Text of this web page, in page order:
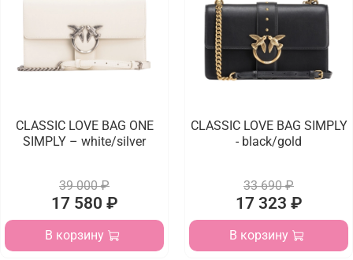
CLASSIC LOVE BAG ONE
SIMPLY – white/silver
39 000 ₽
17 580 ₽
В корзину
CLASSIC LOVE BAG SIMPLY
- black/gold
33 690 ₽
17 323 ₽
В корзину